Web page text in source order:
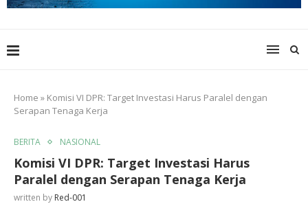
Home » Komisi VI DPR: Target Investasi Harus Paralel dengan
Serapan Tenaga Kerja
BERITA NASIONAL
Komisi VI DPR: Target Investasi Harus
Paralel dengan Serapan Tenaga Kerja
written by Red-001